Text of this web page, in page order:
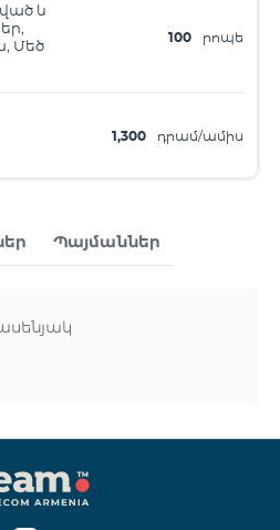
և
Մեծ
100 րոպե
1,300 դրամ/ամիս
Պայմաններ